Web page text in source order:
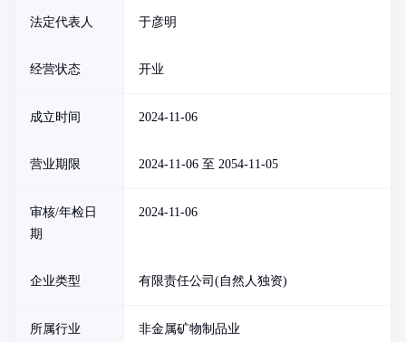
法定代表人 于彦明
经营状态 开业
成立时间 2024-11-06
营业期限 2024-11-06 至 2054-11-05
审核/年检日
期
2024-11-06
企业类型 有限责任公司(自然人独资)
所属行业 非金属矿物制品业